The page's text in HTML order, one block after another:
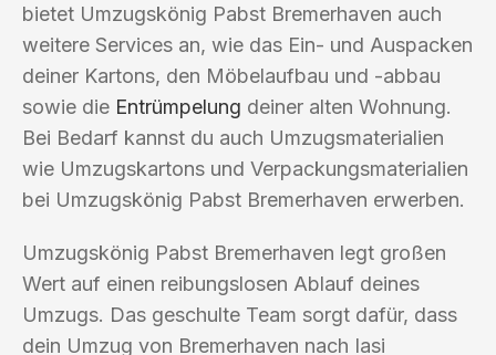
bietet Umzugskönig Pabst Bremerhaven auch
weitere Services an, wie das Ein- und Auspacken
deiner Kartons, den Möbelaufbau und -abbau
sowie die Entrümpelung deiner alten Wohnung.
Bei Bedarf kannst du auch Umzugsmaterialien
wie Umzugskartons und Verpackungsmaterialien
bei Umzugskönig Pabst Bremerhaven erwerben.
Umzugskönig Pabst Bremerhaven legt großen
Wert auf einen reibungslosen Ablauf deines
Umzugs. Das geschulte Team sorgt dafür, dass
dein Umzug von Bremerhaven nach Iasi